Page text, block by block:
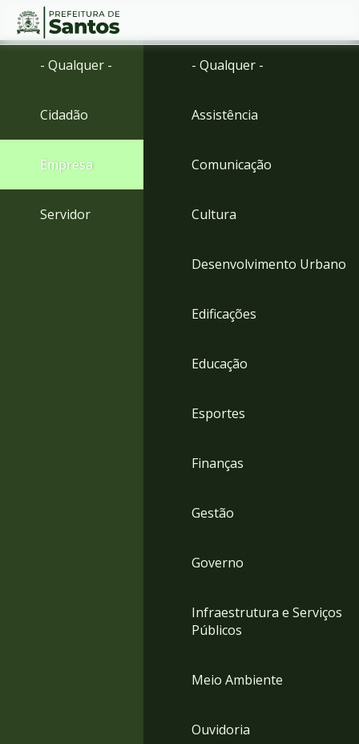
Ir
Ir
menu
Conteúdo
- Qualquer -
Cidadão
Empresa
Servidor
- Qualquer -
Assistência
Comunicação
Cultura
Desenvolvimento Urbano
Edificações
Educação
Esportes
Finanças
Gestão
Governo
Infraestrutura e Serviços
Públicos
Meio Ambiente
Ouvidoria